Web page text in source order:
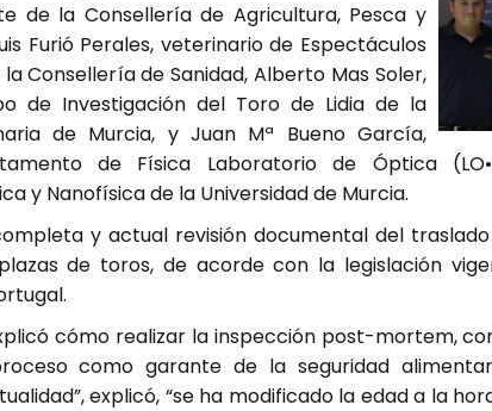
de la Consellería de Agricultura, Pesca y
Furió Perales, veterinario de Espectáculos
Consellería de Sanidad, Alberto Mas Soler,
de Investigación del Toro de Lidia de la
de Murcia, y Juan Mª Bueno García,
de Física Laboratorio de Óptica
y Nanofísica de la Universidad de Murcia.
y actual revisión documental del
de toros, de acorde con la legislación
cómo realizar la inspección post-mortem,
como garante de la seguridad
explicó, “se ha modificado la edad a la